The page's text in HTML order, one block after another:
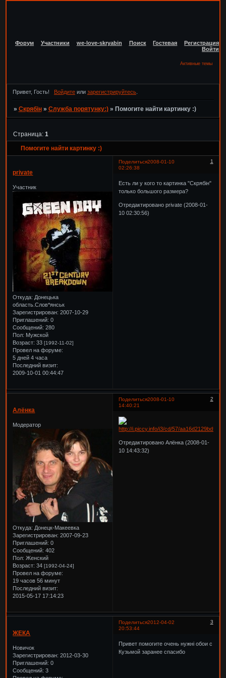
Форум Участники we-love-skryabin Поиск Гостевая
Регистрация
Войти
Активные темы
Привет, Гость! Войдитеили зарегистрируйтесь.
» Скрябін » Служба порятунку:) » Помогите найти картинку :)
Помогите найти картинку :)
Страница: 1
Поделиться 1
2008-01-10
02:26:38
private
Участник
Откуда: Донецька
область.Слов*янськ
Зарегистрирован: 2007-10-29
Приглашений: 0
Сообщений: 280
Пол: Мужской
Возраст: 33[1992-11-02]
Провел на форуме:
5 дней 4 часа
Последний визит:
2009-10-01 00:44:47
Есть ли у кого то картинка "Скрябін"
только большого размера?
Отредактировано private (2008-01-
10 02:30:56)
Поделиться 2
2008-01-10
14:40:21
Алёнка
Модератор
Откуда: Донецк-Макеевка
Зарегистрирован: 2007-09-23
Приглашений: 0
Сообщений: 402
Пол: Женский
Возраст: 34[1992-04-24]
Провел на форуме:
19 часов 56 минут
Последний визит:
2015-05-17 17:14:23
Отредактировано Алёнка (2008-01-
10 14:43:32)
Поделиться 3
2012-04-02
20:53:44
ЖЕКА
Новичок
Зарегистрирован: 2012-03-30
Приглашений: 0
Сообщений: 3
Привет помогите очень нужні обои с
Кузьмой заранее спасибо